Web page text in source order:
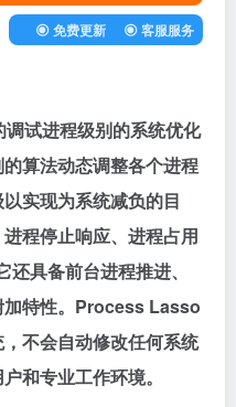
免费更新 客服服务
试进程级别的系统优化
算法动态调整各个进程
实现为系统减负的目
程停止响应、进程占用
具备前台进程推进、
加特性。Process Lasso
不会自动修改任何系统
和专业工作环境。